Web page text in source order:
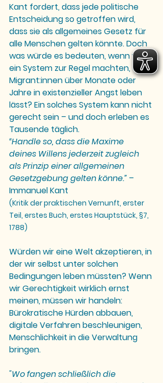
Kant fordert, dass jede politische
Entscheidung so getroffen wird,
dass sie als allgemeines Gesetz für
alle Menschen gelten könnte. Doch
was würde es bedeuten, wenn wir
ein System zur Regel machten, das
Migrant:innen über Monate oder
Jahre in existenzieller Angst leben
lässt? Ein solches System kann nicht
gerecht sein – und doch erleben es
Tausende täglich.
“Handle so, dass die Maxime
deines Willens jederzeit zugleich
als Prinzip einer allgemeinen
Gesetzgebung gelten könne.” –
Immanuel Kant
(Kritik der praktischen Vernunft, erster
Teil, erstes Buch, erstes Hauptstück, §7,
1788)
Würden wir eine Welt akzeptieren, in
der wir selbst unter solchen
Bedingungen leben müssten? Wenn
wir Gerechtigkeit wirklich ernst
meinen, müssen wir handeln:
Bürokratische Hürden abbauen,
digitale Verfahren beschleunigen,
Menschlichkeit in die Verwaltung
bringen.
"Wo fangen schließlich die